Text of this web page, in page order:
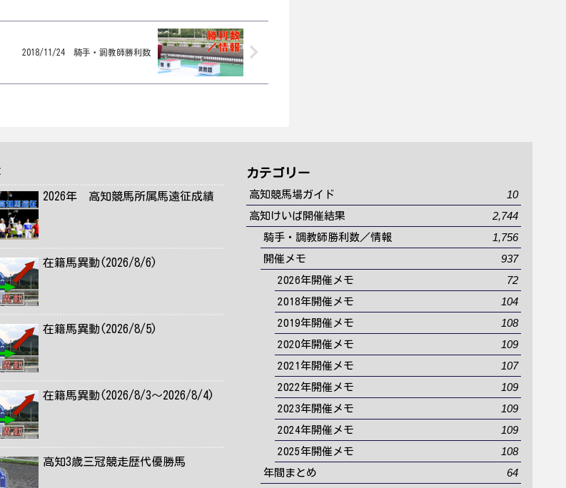
2018/11/24 騎手・調教師勝利数
2026年 高知競馬所属馬遠征成績
在籍馬異動(2026/8/6)
在籍馬異動(2026/8/5)
在籍馬異動(2026/8/3～2026/8/4)
高知3歳三冠競走歴代優勝馬
カテゴリー
高知競馬場ガイド 10
高知けいば開催結果 2,744
騎手・調教師勝利数／情報 1,756
開催メモ 937
2026年開催メモ 72
2018年開催メモ 104
2019年開催メモ 108
2020年開催メモ 109
2021年開催メモ 107
2022年開催メモ 109
2023年開催メモ 109
2024年開催メモ 109
2025年開催メモ 108
年間まとめ 64